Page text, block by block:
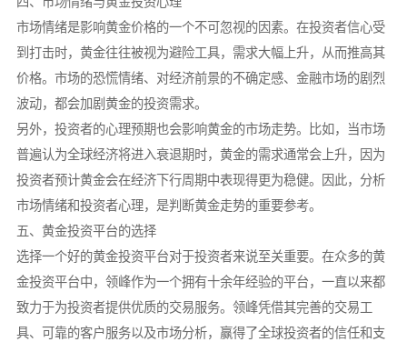
市场情绪是影响黄金价格的一个不可忽视的因素。在投资者信心受
到打击时，黄金往往被视为避险工具，需求大幅上升，从而推高其
价格。市场的恐慌情绪、对经济前景的不确定感、金融市场的剧烈
波动，都会加剧黄金的投资需求。
另外，投资者的心理预期也会影响黄金的市场走势。比如，当市场
普遍认为全球经济将进入衰退期时，黄金的需求通常会上升，因为
投资者预计黄金会在经济下行周期中表现得更为稳健。因此，分析
市场情绪和投资者心理，是判断黄金走势的重要参考。
五、黄金投资平台的选择
选择一个好的黄金投资平台对于投资者来说至关重要。在众多的黄
金投资平台中，领峰作为一个拥有十余年经验的平台，一直以来都
致力于为投资者提供优质的交易服务。领峰凭借其完善的交易工
具、可靠的客户服务以及市场分析，赢得了全球投资者的信任和支